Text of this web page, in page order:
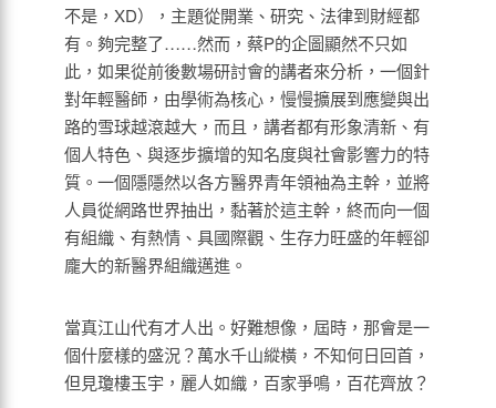
不是，XD），主題從開業、研究、法律到財經都
有。夠完整了……然而，蔡P的企圖顯然不只如
此，如果從前後數場研討會的講者來分析，一個針
對年輕醫師，由學術為核心，慢慢擴展到應變與出
路的雪球越滾越大，而且，講者都有形象清新、有
個人特色、與逐步擴增的知名度與社會影響力的特
質。一個隱隱然以各方醫界青年領袖為主幹，並將
人員從網路世界抽出，黏著於這主幹，終而向一個
有組織、有熱情、具國際觀、生存力旺盛的年輕卻
龐大的新醫界組織邁進。
當真江山代有才人出。好難想像，屆時，那會是一
個什麼樣的盛況？萬水千山縱橫，不知何日回首，
但見瓊樓玉宇，麗人如織，百家爭鳴，百花齊放？